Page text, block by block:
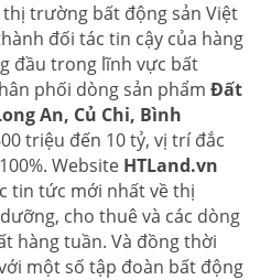
trường bất động sản Việt
đối tác tin cậy của hàng
đầu trong lĩnh vực bất
phối dòng sản phẩm Đất
An, Củ Chi, Bình
triệu đến 10 tỷ, vị trí đắc
Website HTLand.vn
tin tức mới nhất về thị
cho thuê và các dòng
hàng tuần. Và đồng thời
một số tập đoàn bất động